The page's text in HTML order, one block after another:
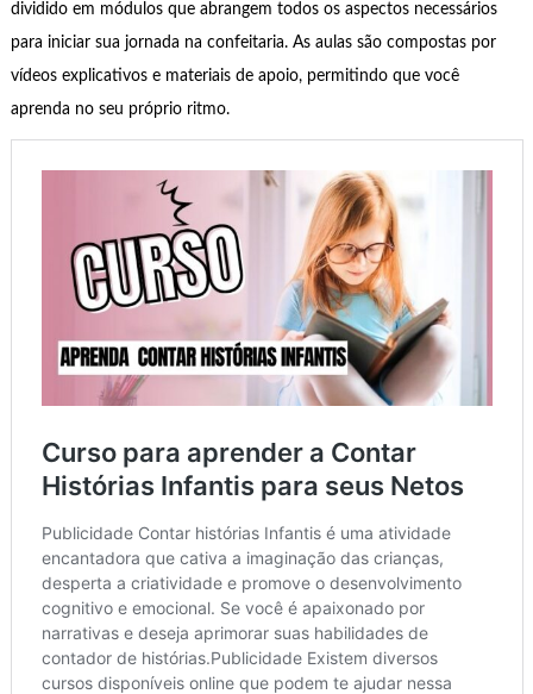
dividido em módulos que abrangem todos os aspectos necessários
para iniciar sua jornada na confeitaria. As aulas são compostas por
vídeos explicativos e materiais de apoio, permitindo que você
aprenda no seu próprio ritmo.